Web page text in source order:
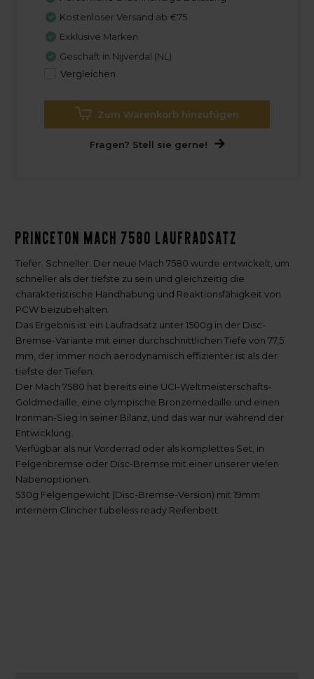
Kostenloser Versand ab €75
Exklusive Marken
Geschäft in Nijverdal (NL)
Vergleichen
Zum Warenkorb hinzufügen
Fragen? Stell sie gerne!
Princeton MACH 7580 Laufradsatz
Tiefer. Schneller. Der neue Mach 7580 wurde entwickelt, um
schneller als der tiefste zu sein und gleichzeitig die
charakteristische Handhabung und Reaktionsfähigkeit von
PCW beizubehalten.
Das Ergebnis ist ein Laufradsatz unter 1500g in der Disc-
Bremse-Variante mit einer durchschnittlichen Tiefe von 77,5
mm, der immer noch aerodynamisch effizienter ist als der
tiefste der Tiefen.
Der Mach 7580 hat bereits eine UCI-Weltmeisterschafts-
Goldmedaille, eine olympische Bronzemedaille und einen
Ironman-Sieg in seiner Bilanz, und das war nur während der
Entwicklung.
Verfügbar als nur Vorderrad oder als komplettes Set, in
Felgenbremse oder Disc-Bremse mit einer unserer vielen
Nabenoptionen.
530g Felgengewicht (Disc-Bremse-Version) mit 19mm
internem Clincher tubeless ready Reifenbett.